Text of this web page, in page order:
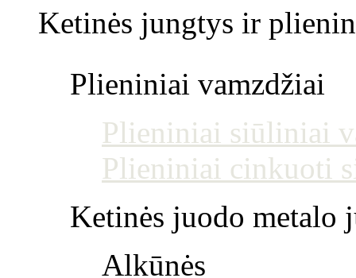
Ketinės jungtys ir
Plieniniai vamzdžiai
Plieniniai siūliniai
Plieniniai cinkuoti
Ketinės juodo metalo
Alkūnės